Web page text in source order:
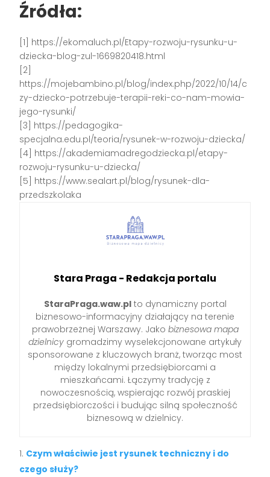
Źródła:
[1] https://ekomaluch.pl/Etapy-rozwoju-rysunku-u-
dziecka-blog-zul-1669820418.html
[2]
https://mojebambino.pl/blog/index.php/2022/10/14/c
zy-dziecko-potrzebuje-terapii-reki-co-nam-mowia-
jego-rysunki/
[3] https://pedagogika-
specjalna.edu.pl/teoria/rysunek-w-rozwoju-dziecka/
[4] https://akademiamadregodziecka.pl/etapy-
rozwoju-rysunku-u-dziecka/
[5] https://www.sealart.pl/blog/rysunek-dla-
przedszkolaka
Stara Praga - Redakcja portalu
StaraPraga.waw.plto dynamiczny portal
biznesowo-informacyjny działający na terenie
prawobrzeżnej Warszawy. Jako biznesowa mapa
dzielnicy gromadzimy wyselekcjonowane artykuły
sponsorowane z kluczowych branż, tworząc most
między lokalnymi przedsiębiorcami a
mieszkańcami. Łączymy tradycję z
nowoczesnością, wspierając rozwój praskiej
przedsiębiorczości i budując silną społeczność
biznesową w dzielnicy.
Czym właściwie jest rysunek techniczny i do
czego służy?